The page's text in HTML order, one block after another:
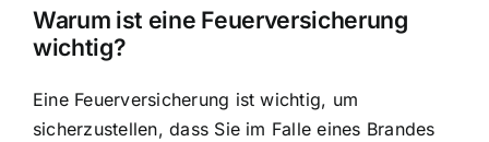
Warum ist eine Feuerversicherung
wichtig?
Eine Feuerversicherung ist wichtig, um
sicherzustellen, dass Sie im Falle eines Brandes